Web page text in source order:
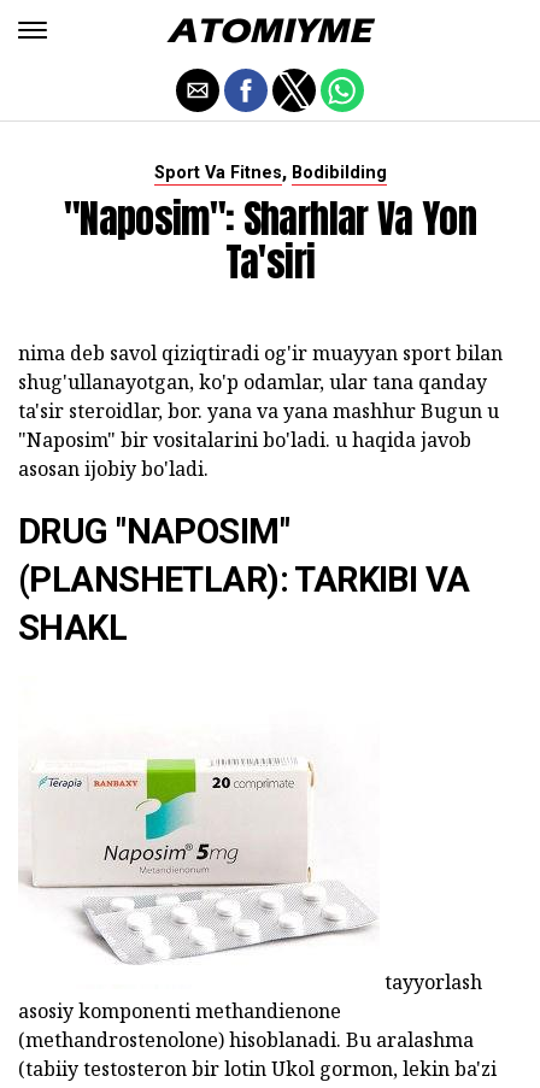
Sport Va Fitnes, Bodibilding
"Naposim": Sharhlar Va Yon
Ta'siri
nima deb savol qiziqtiradi og'ir muayyan sport bilan
shug'ullanayotgan, ko'p odamlar, ular tana qanday
ta'sir steroidlar, bor. yana va yana mashhur Bugun u
"Naposim" bir vositalarini bo'ladi. u haqida javob
asosan ijobiy bo'ladi.
DRUG "NAPOSIM"
(PLANSHETLAR): TARKIBI VA
SHAKL
tayyorlash
asosiy komponenti methandienone
(methandrostenolone) hisoblanadi. Bu aralashma
(tabiiy testosteron bir lotin Ukol gormon, lekin ba'zi